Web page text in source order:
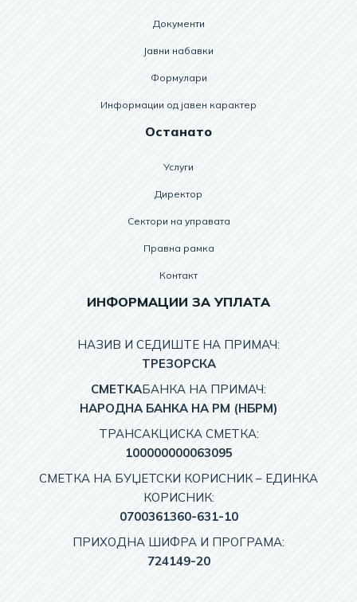
Документи
Јавни набавки
Формулари
Информации од јавен карактер
Останато
Услуги
Директор
Сектори на управата
Правна рамка
Контакт
ИНФОРМАЦИИ ЗА УПЛАТА
НАЗИВ И СЕДИШТЕ НА ПРИМАЧ:
TРЕЗОРСКА
СМЕТКАБАНКА НА ПРИМАЧ:
НАРОДНА БАНКА НА РМ (НБРМ)
ТРАНСАКЦИСКА СМЕТКА:
100000000063095
СМЕТКА НА БУЏЕТСКИ КОРИСНИК – EДИНКА
КОРИСНИК:
0700361360-631-10
ПРИХОДНА ШИФРА И ПРОГРАМА:
724149-20